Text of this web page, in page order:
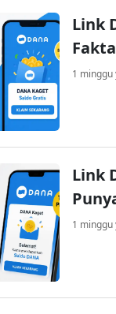
Link
1 minggu
Link
1 minggu